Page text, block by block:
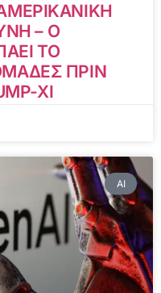
– Ο
ΤΟ
ΠΡΙΝ
XI
AI